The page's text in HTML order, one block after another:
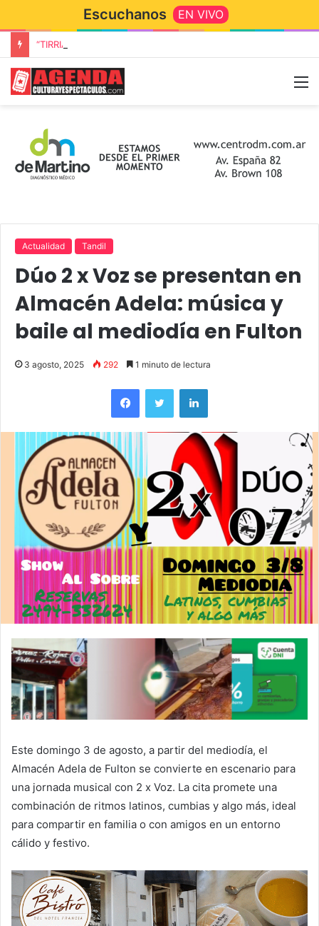
Escuchanos EN VIVO
Actualidad Tandil
Dúo 2 x Voz se presentan en
Almacén Adela: música y
baile al mediodía en Fulton
3 agosto, 2025 292 1 minuto de lectura
Este domingo 3 de agosto, a partir del mediodía, el
Almacén Adela de Fulton se convierte en escenario para
una jornada musical con 2 x Voz. La cita promete una
combinación de ritmos latinos, cumbias y algo más, ideal
para compartir en familia o con amigos en un entorno
cálido y festivo.